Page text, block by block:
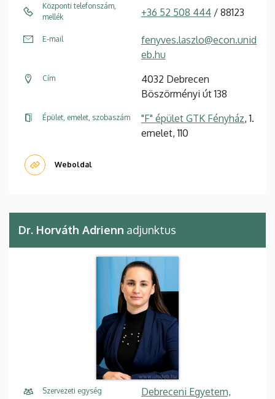
Központi telefonszám,
mellék
+36 52 508 444 / 88123
E-mail
fenyves.laszlo@econ.unid
eb.hu
Cím
4032 Debrecen
Böszörményi út 138
Épület, emelet, szobaszám "F" épület GTK Fényház, 1.
emelet, 110
Weboldal
Dr. Horváth Adrienn adjunktus
Szervezeti egység
Debreceni Egyetem,